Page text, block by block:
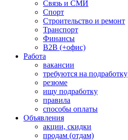
Связь и СМИ
Спорт
Строительство и ремонт
Транспорт
Финансы
B2B (+офис)
Работа
вакансии
требуются на подработку
резюме
ищу подработку
правила
способы оплаты
Объявления
акции, скидки
продам (отдам)